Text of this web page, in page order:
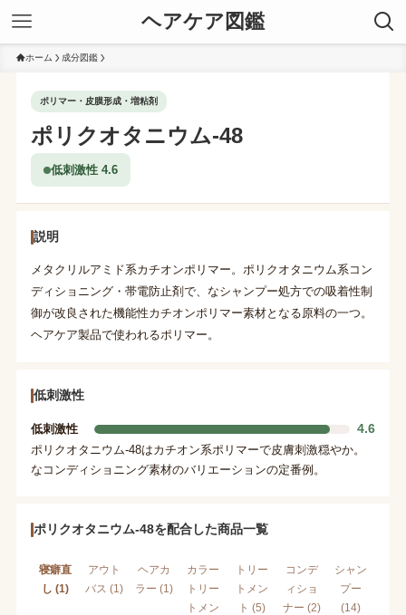
ヘアケア図鑑
ホーム 成分図鑑
ポリマー・皮膜形成・増粘剤
ポリクオタニウム-48
低刺激性 4.6
説明
メタクリルアミド系カチオンポリマー。ポリクオタニウム系コン
ディショニング・帯電防止剤で、なシャンプー処方での吸着性制
御が改良された機能性カチオンポリマー素材となる原料の一つ。
ヘアケア製品で使われるポリマー。
低刺激性
低刺激性 4.6
ポリクオタニウム-48はカチオン系ポリマーで皮膚刺激穏やか。
なコンディショニング素材のバリエーションの定番例。
ポリクオタニウム-48を配合した商品一覧
寝癖直
し (1)
アウト
バス (1)
ヘアカ
ラー (1)
カラー
トリー
トメン
トリー
トメン
ト (5)
コンデ
ィショ
ナー (2)
シャン
プー
(14)